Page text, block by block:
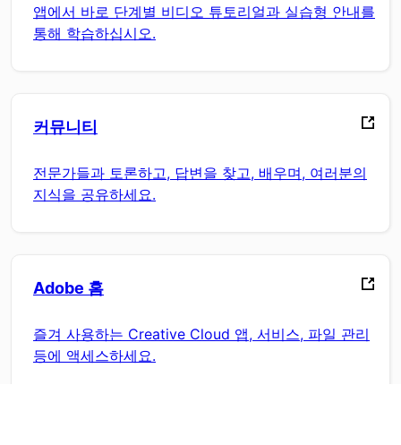
앱에서 바로 단계별 비디오 튜토리얼과 실습형 안내를
통해 학습하십시오.
커뮤니티
전문가들과 토론하고, 답변을 찾고, 배우며, 여러분의
지식을 공유하세요.
Adobe 홈
즐겨 사용하는 Creative Cloud 앱, 서비스, 파일 관리
등에 액세스하세요.